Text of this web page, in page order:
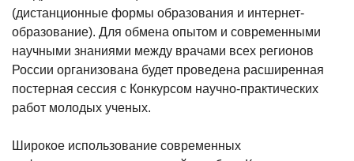
(дистанционные формы образования и интернет-
образование). Для обмена опытом и современными
научными знаниями между врачами всех регионов
России организована будет проведена расширенная
постерная сессия с Конкурсом научно-практических
работ молодых ученых.
Широкое использование современных